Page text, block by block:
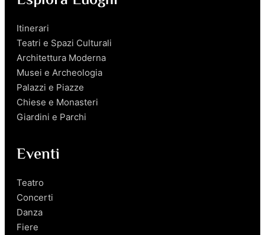
Itinerari
Teatri e Spazi Culturali
Architettura Moderna
Musei e Archeologia
Palazzi e Piazze
Chiese e Monasteri
Giardini e Parchi
Eventi
Teatro
Concerti
Danza
Fiere